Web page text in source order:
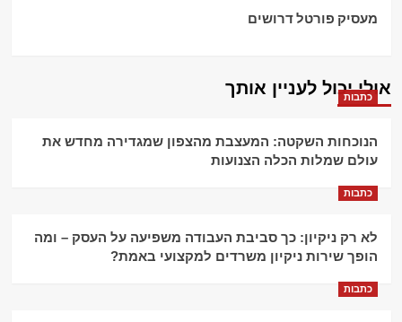
מעסיק פורטל דרושים
אולי יכול לעניין אותך
כתבות
הנוכחות השקטה: המעצבת מהצפון שמגדירה מחדש את
עולם שמלות הכלה הצנועות
כתבות
לא רק ניקיון: כך סביבת העבודה משפיעה על העסק – ומה
הופך שירות ניקיון משרדים למקצועי באמת?
כתבות